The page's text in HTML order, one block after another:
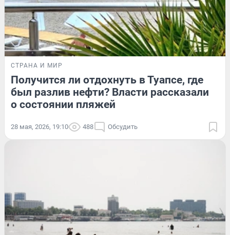
СТРАНА И МИР
Получится ли отдохнуть в Туапсе, где
был разлив нефти? Власти рассказали
о состоянии пляжей
28 мая, 2026, 19:10 488 Обсудить